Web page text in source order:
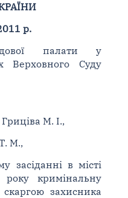
р.
палати у
Верховного Суду
М. І.,
М.,
засіданні в місті
кримінальну
захисника